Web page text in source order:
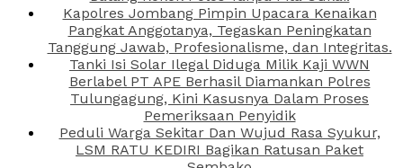
Kapolres Jombang Pimpin Upacara Kenaikan
Pangkat Anggotanya, Tegaskan Peningkatan
Tanggung Jawab, Profesionalisme, dan Integritas.
Tanki Isi Solar Ilegal Diduga Milik Kaji WWN
Berlabel PT APE Berhasil Diamankan Polres
Tulungagung, Kini Kasusnya Dalam Proses
Pemeriksaan Penyidik
Peduli Warga Sekitar Dan Wujud Rasa Syukur,
LSM RATU KEDIRI Bagikan Ratusan Paket